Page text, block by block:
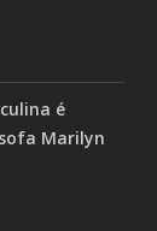
é
Marilyn